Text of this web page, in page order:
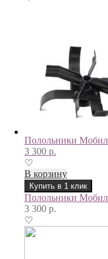
Полольники
3 300 р.
♡
В корзину
Купить в 1 клик
Полольники
3 300 р.
♡